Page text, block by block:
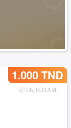
1.000 TND
5/7/26, 8:33 AM